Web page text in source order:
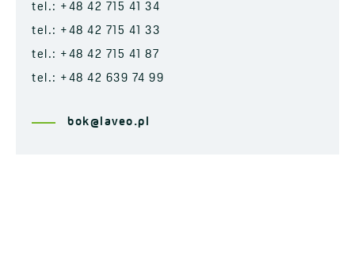
tel.: +48 42 715 41 34
tel.: +48 42 715 41 33
tel.: +48 42 715 41 87
tel.: +48 42 639 74 99
bok@laveo.pl